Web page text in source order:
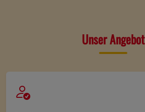
Unser Angebot